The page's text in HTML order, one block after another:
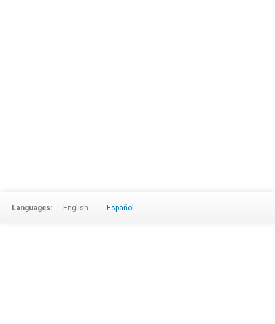
Languages: English Español